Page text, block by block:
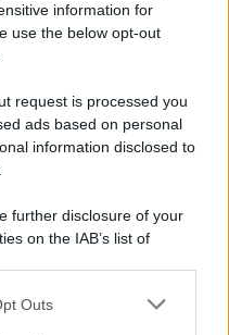
information for
use the below opt-out
request is processed you
ads based on personal
information disclosed to
further disclosure of your
on the IAB’s list of
by us to third parties
Outs